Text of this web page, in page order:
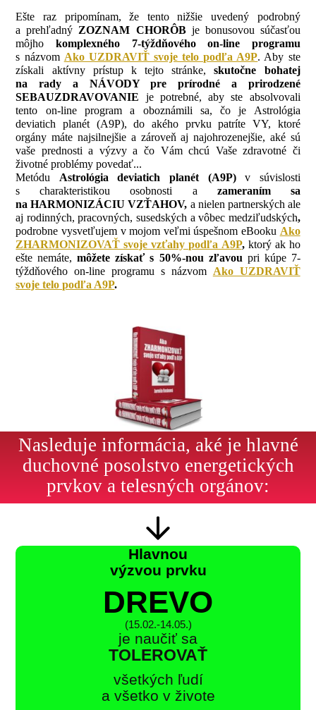
Ešte raz pripomínam, že tento nižšie uvedený podrobný
a prehľadný ZOZNAM CHORÔBje bonusovou súčasťou
môjho komplexného 7-týždňového on-line programu
s názvom Ako UZDRAVIŤ svoje telo podľa A9P. Aby ste
získali aktívny prístup k tejto stránke,skutočne bohatej
na rady a NÁVODY pre prírodné a prirodzené
SEBAUZDRAVOVANIE je potrebné, aby ste absolvovali
tento on-line program a oboznámili sa, čo je Astrológia
deviatich planét (A9P), do akého prvku patríte VY, ktoré
orgány máte najsilnejšie a zároveň aj najohrozenejšie, aké sú
vaše prednosti a výzvy a čo Vám chcú Vaše zdravotné či
životné problémy povedať...
Metódu Astrológia deviatich planét (A9P)v súvislosti
s charakteristikou osobnosti a zameraním sa
na HARMONIZÁCIU VZŤAHOV, a nielen partnerských ale
aj rodinných, pracovných, susedských a vôbec medziľudských,
podrobne vysvetľujem v mojom veľmi úspešnom eBooku Ako
ZHARMONIZOVAŤ svoje vzťahy podľa A9P, ktorý ak ho
ešte nemáte,môžete získať s 50%-nou zľavou pri kúpe 7-
týždňového on-line programu s názvom Ako UZDRAVIŤ
svoje telo podľa A9P.
Nasleduje informácia, aké je hlavné
duchovné posolstvo energetických
prvkov a telesných orgánov:
Hlavnou
výzvou prvku
DREVO
(15.02.-14.05.)
je naučiť sa
TOLEROVAŤ
všetkých ľudí
a všetko v živote